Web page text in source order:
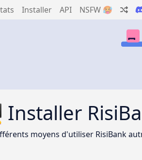
Installer API NSFW 🥵
Installer
moyens d'utiliser RisiBank